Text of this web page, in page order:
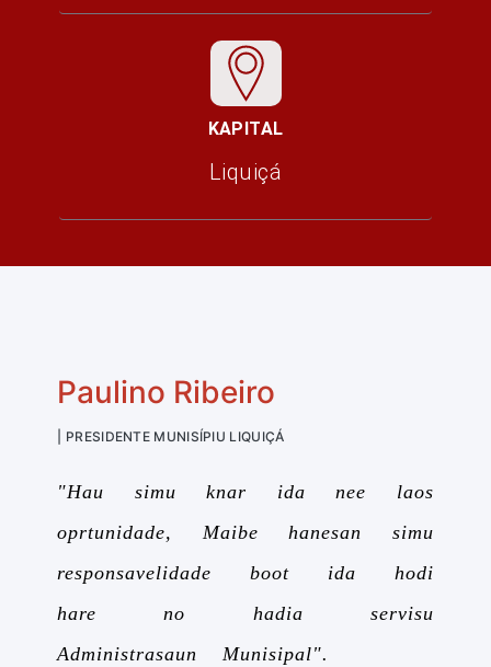
KAPITAL
Liquiçá
Paulino Ribeiro
| PRESIDENTE MUNISÍPIU LIQUIÇÁ
"Hau simu knar ida nee laos
oprtunidade, Maibe hanesan simu
responsavelidade boot ida hodi
hare no hadia servisu
Administrasaun Munisipal".